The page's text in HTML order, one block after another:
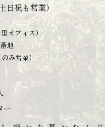
日祝も営業）
オフィス）
地
み営業）
ー